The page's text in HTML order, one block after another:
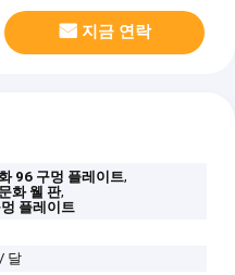
지금 연락
96 구멍 플레이트,
화 웰 판,
플레이트
달